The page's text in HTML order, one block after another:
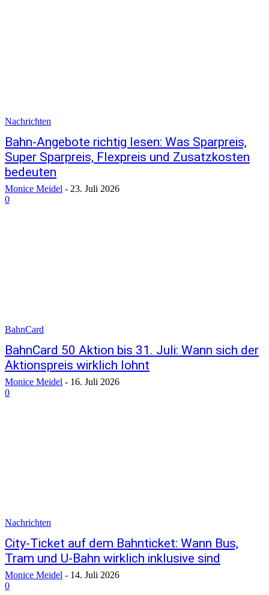
Nachrichten
Bahn-Angebote richtig lesen: Was Sparpreis,
Super Sparpreis, Flexpreis und Zusatzkosten
bedeuten
Monice Meidel - 23. Juli 2026
0
BahnCard
BahnCard 50 Aktion bis 31. Juli: Wann sich der
Aktionspreis wirklich lohnt
Monice Meidel - 16. Juli 2026
0
Nachrichten
City-Ticket auf dem Bahnticket: Wann Bus,
Tram und U-Bahn wirklich inklusive sind
Monice Meidel - 14. Juli 2026
0